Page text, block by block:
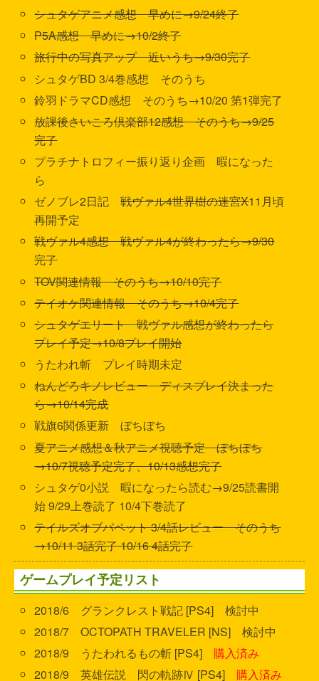
シュタゲアニメ感想 早めに→9/24終了
P5A感想 早めに→10/2終了
旅行中の写真アップ 近いうち→9/30完了
シュタゲBD 3/4巻感想 そのうち
鈴羽ドラマCD感想 そのうち→10/20 第1弾完了
放課後さいころ倶楽部12感想 そのうち→9/25
完了
プラチナトロフィー振り返り企画 暇になった
ら
ゼノブレ2日記戦ヴァル4世界樹の迷宮X11月頃
再開予定
戦ヴァル4感想 戦ヴァル4が終わったら→9/30
完了
TOV関連情報 そのうち→10/10完了
テイオケ関連情報 そのうち→10/4完了
シュタゲエリート 戦ヴァル感想が終わったら
プレイ予定→10/8プレイ開始
うたわれ斬 プレイ時期未定
ねんどろキノレビュー ディスプレイ決まった
ら→10/14完成
戦旗6関係更新 ぼちぼち
夏アニメ感想＆秋アニメ視聴予定 ぼちぼち
→10/7視聴予定完了、10/13感想完了
シュタゲ0小説 暇になったら読む→9/25読書開
始 9/29上巻読了 10/4下巻読了
テイルズオブパペット 3/4話レビュー そのうち
→10/11 3話完了 10/16 4話完了
ゲームプレイ予定リスト
2018/6 グランクレスト戦記 [PS4] 検討中
2018/7 OCTOPATH TRAVELER [NS] 検討中
2018/9 うたわれるもの斬 [PS4]購入済み
2018/9 英雄伝説 閃の軌跡Ⅳ [PS4]購入済み